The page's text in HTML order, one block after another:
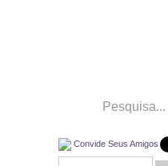
Convide Seus Amigos